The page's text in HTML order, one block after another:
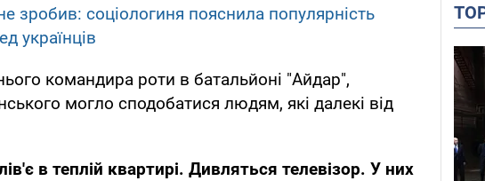
зробив: соціологиня пояснила популярність
українців
командира роти в батальйоні "Айдар",
могло сподобатися людям, які далекі від
в теплій квартирі. Дивляться телевізор. У них